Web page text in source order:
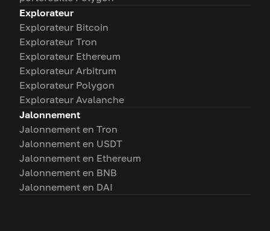
Explorateur
Explorateur Bitcoin
Explorateur Tron
Explorateur Ethereum
Explorateur Arbitrum
Explorateur Polygon
Explorateur Avalanche
Jalonnement
Jalonnement en Tron
Jalonnement en USDT
Jalonnement en Ethereum
Jalonnement en BNB
Jalonnement en DAI